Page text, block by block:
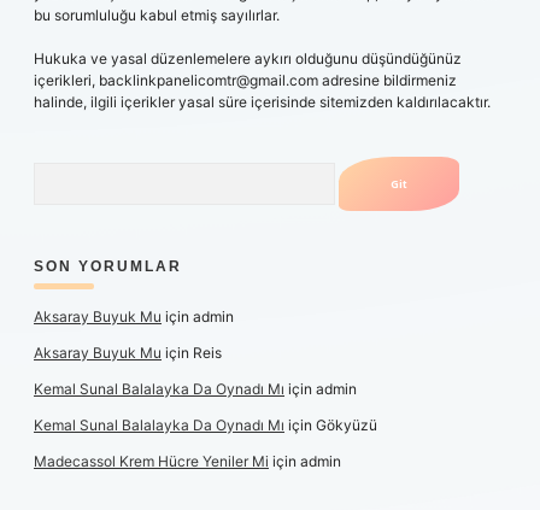
bu sorumluluğu kabul etmiş sayılırlar.
Hukuka ve yasal düzenlemelere aykırı olduğunu düşündüğünüz
içerikleri, backlinkpanelicomtr@gmail.com adresine bildirmeniz
halinde, ilgili içerikler yasal süre içerisinde sitemizden kaldırılacaktır.
SON YORUMLAR
Aksaray Buyuk Mu için admin
Aksaray Buyuk Mu için Reis
Kemal Sunal Balalayka Da Oynadı Mı için admin
Kemal Sunal Balalayka Da Oynadı Mı için Gökyüzü
Madecassol Krem Hücre Yeniler Mi için admin